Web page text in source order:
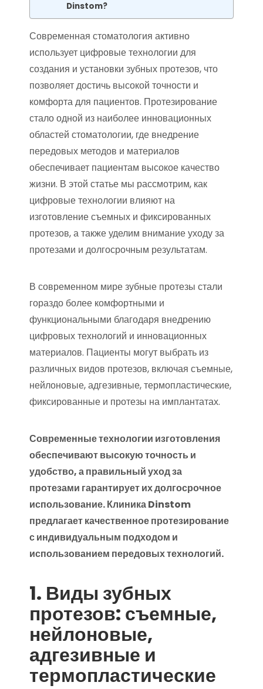
Dinstom?
Современная стоматология активно
использует цифровые технологии для
создания и установки зубных протезов, что
позволяет достичь высокой точности и
комфорта для пациентов. Протезирование
стало одной из наиболее инновационных
областей стоматологии, где внедрение
передовых методов и материалов
обеспечивает пациентам высокое качество
жизни. В этой статье мы рассмотрим, как
цифровые технологии влияют на
изготовление съемных и фиксированных
протезов, а также уделим внимание уходу за
протезами и долгосрочным результатам.
В современном мире зубные протезы стали
гораздо более комфортными и
функциональными благодаря внедрению
цифровых технологий и инновационных
материалов. Пациенты могут выбрать из
различных видов протезов, включая съемные,
нейлоновые, адгезивные, термопластические,
фиксированные и протезы на имплантатах.
Современные технологии изготовления
обеспечивают высокую точность и
удобство, а правильный уход за
протезами гарантирует их долгосрочное
использование. Клиника Dinstom
предлагает качественное протезирование
с индивидуальным подходом и
использованием передовых технологий.
1. Виды зубных
протезов: съемные,
нейлоновые,
адгезивные и
термопластические